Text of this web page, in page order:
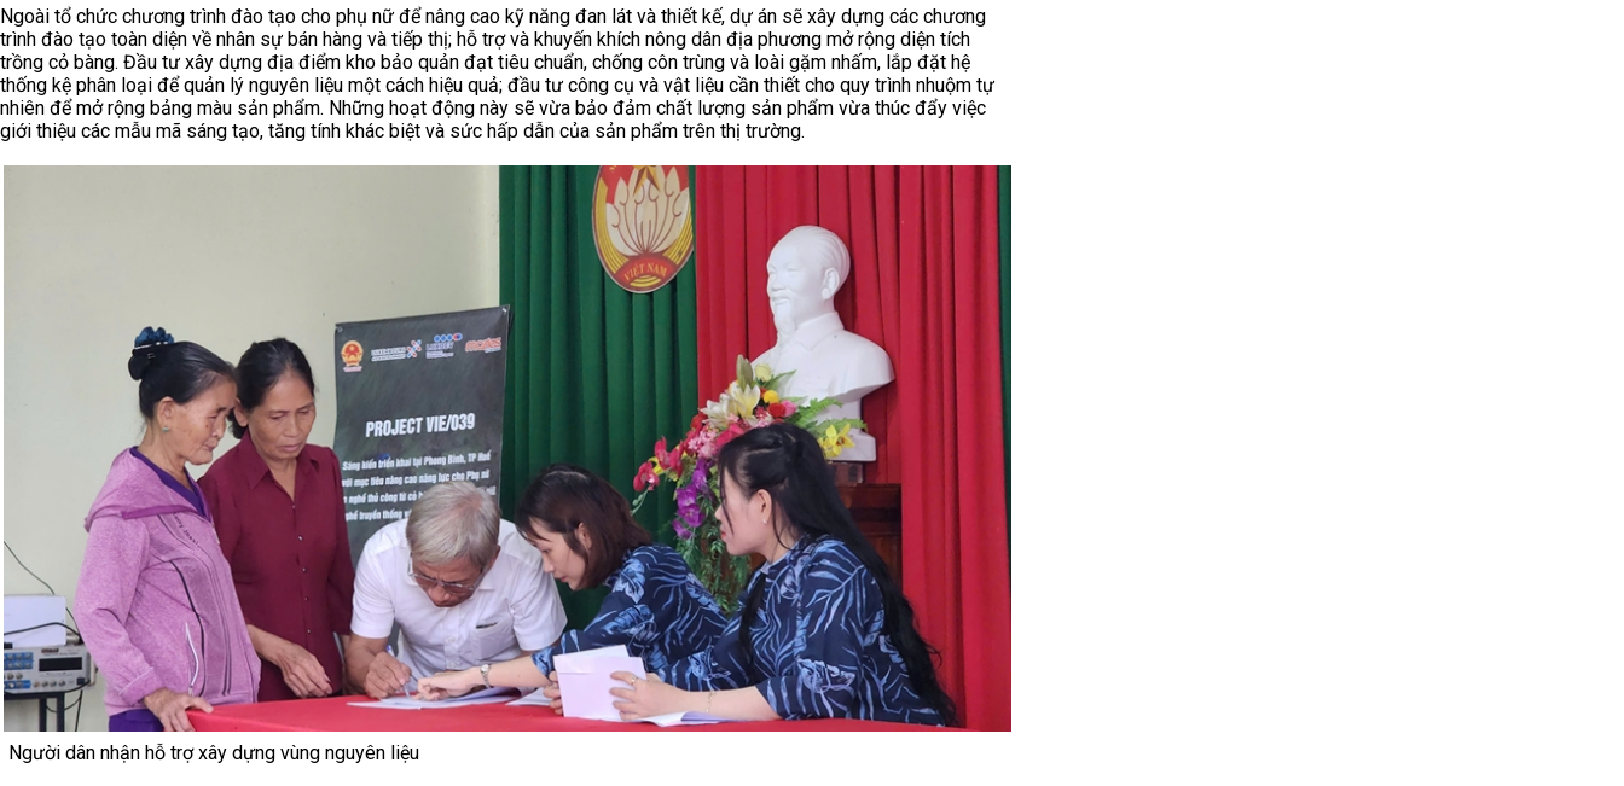
Ngoài tổ chức chương trình đào tạo cho phụ nữ để nâng cao kỹ năng đan lát và thiết kế, dự án sẽ xây dựng các chương
trình đào tạo toàn diện về nhân sự bán hàng và tiếp thị; hỗ trợ và khuyến khích nông dân địa phương mở rộng diện tích
trồng cỏ bàng. Đầu tư xây dựng địa điểm kho bảo quản đạt tiêu chuẩn, chống côn trùng và loài gặm nhấm, lắp đặt hệ
thống kệ phân loại để quản lý nguyên liệu một cách hiệu quả; đầu tư công cụ và vật liệu cần thiết cho quy trình nhuộm tự
nhiên để mở rộng bảng màu sản phẩm. Những hoạt động này sẽ vừa bảo đảm chất lượng sản phẩm vừa thúc đẩy việc
giới thiệu các mẫu mã sáng tạo, tăng tính khác biệt và sức hấp dẫn của sản phẩm trên thị trường.
Người dân nhận hỗ trợ xây dựng vùng nguyên liệu